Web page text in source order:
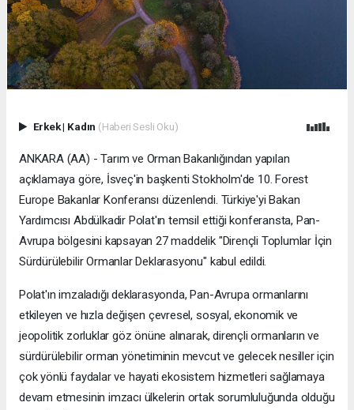
Erkek| Kadın (Haberi Sesli Oku)
ANKARA (AA) - Tarım ve Orman Bakanlığından yapılan
açıklamaya göre, İsveç'in başkenti Stokholm'de 10. Forest
Europe Bakanlar Konferansı düzenlendi. Türkiye'yi Bakan
Yardımcısı Abdülkadir Polat'ın temsil ettiği konferansta, Pan-
Avrupa bölgesini kapsayan 27 maddelik "Dirençli Toplumlar İçin
Sürdürülebilir Ormanlar Deklarasyonu" kabul edildi.
Polat'ın imzaladığı deklarasyonda, Pan-Avrupa ormanlarını
etkileyen ve hızla değişen çevresel, sosyal, ekonomik ve
jeopolitik zorluklar göz önüne alınarak, dirençli ormanların ve
sürdürülebilir orman yönetiminin mevcut ve gelecek nesiller için
çok yönlü faydalar ve hayati ekosistem hizmetleri sağlamaya
devam etmesinin imzacı ülkelerin ortak sorumluluğunda olduğu